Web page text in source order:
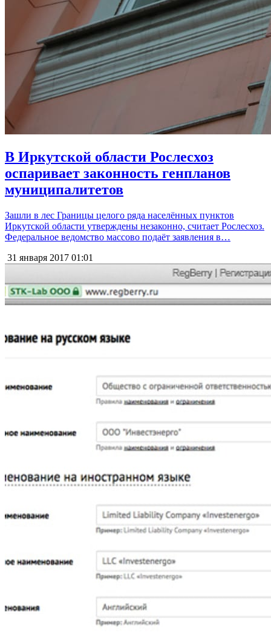
В Иркутской области Рослесхоз
оспаривает законность генпланов
муниципалитетов
Зашли в лес Границы целого ряда населённых пунктов
Иркутской области утверждены незаконно, считает Рослесхоз.
Федеральное ведомство массово подаёт заявления в…
31 января 2017 01:01